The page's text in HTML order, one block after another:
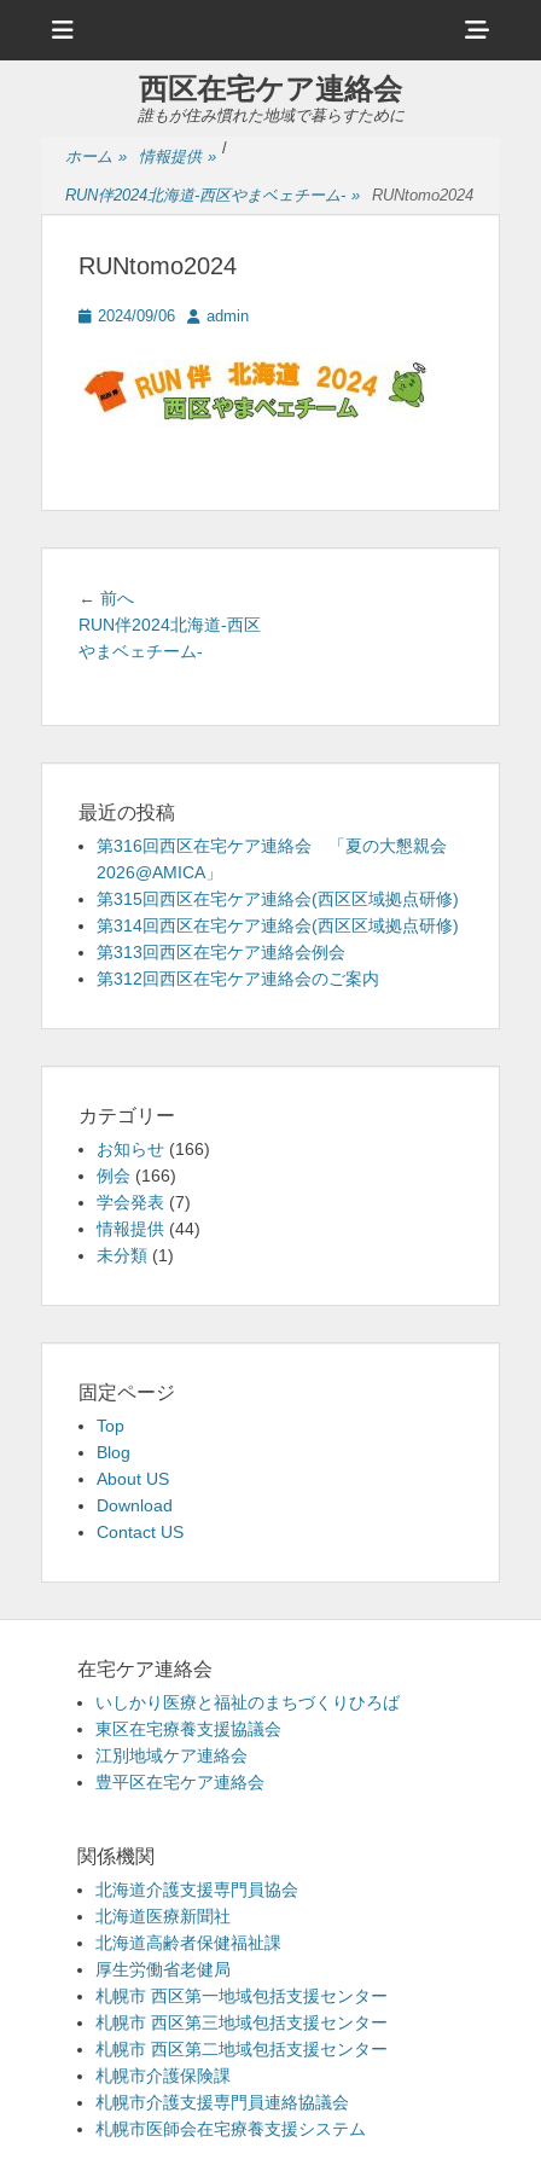
ュ
ヘ
ッ
イ
西区在宅ケア連絡会
誰もが住み慣れた地域で暮らすために
ホーム » 情報提供 » /
RUN伴2024北海道-西区やまベェチーム- » RUNtomo2024
RUNtomo2024
投 2024/09/06
投
者
admin
投
稿
ナ
シ
ョ
ン
← 前へ
の
投
RUN伴2024北海道-西区
やまベェチーム-
最近の投稿
第316回西区在宅ケア連絡会 「夏の大懇親会
2026@AMICA」
第315回西区在宅ケア連絡会(西区区域拠点研修)
第314回西区在宅ケア連絡会(西区区域拠点研修)
第313回西区在宅ケア連絡会例会
第312回西区在宅ケア連絡会のご案内
カテゴリー
お知らせ (166)
例会 (166)
学会発表 (7)
情報提供 (44)
未分類 (1)
固定ページ
Top
Blog
About US
Download
Contact US
在宅ケア連絡会
いしかり医療と福祉のまちづくりひろば
東区在宅療養支援協議会
江別地域ケア連絡会
豊平区在宅ケア連絡会
関係機関
北海道介護支援専門員協会
北海道医療新聞社
北海道高齢者保健福祉課
厚生労働省老健局
札幌市 西区第一地域包括支援センター
札幌市 西区第三地域包括支援センター
札幌市 西区第二地域包括支援センター
札幌市介護保険課
札幌市介護支援専門員連絡協議会
札幌市医師会在宅療養支援システム